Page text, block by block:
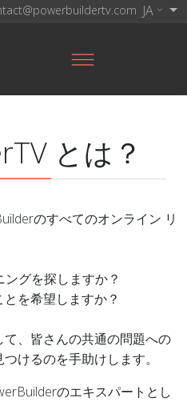
JA
とは？
のすべてのオンライン リ
グを探しますか？
を希望しますか？
、皆さんの共通の問題への
けるのを手助けします。
のエキスパートとし